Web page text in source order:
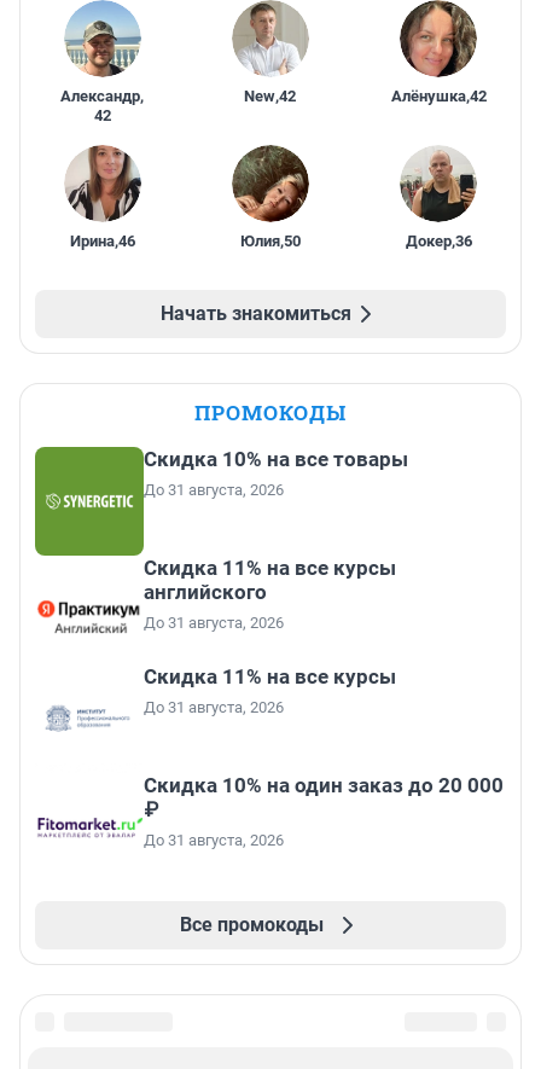
Александр,
42
New,42 Алёнушка,42
Ирина,46 Юлия,50 Докер,36
Начать знакомиться
ПРОМОКОДЫ
Скидка 10% на все товары
До 31 августа, 2026
Скидка 11% на все курсы
английского
До 31 августа, 2026
Скидка 11% на все курсы
До 31 августа, 2026
Скидка 10% на один заказ до 20 000
₽
До 31 августа, 2026
Все промокоды